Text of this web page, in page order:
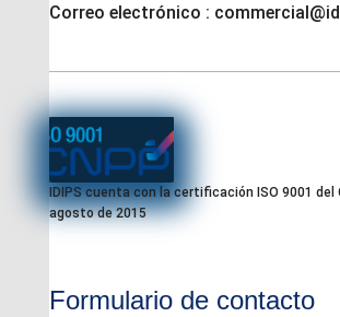
Correo electrónico :
IDIPS cuenta con la certificación ISO 9001 del
agosto de 2015
Formulario de contacto